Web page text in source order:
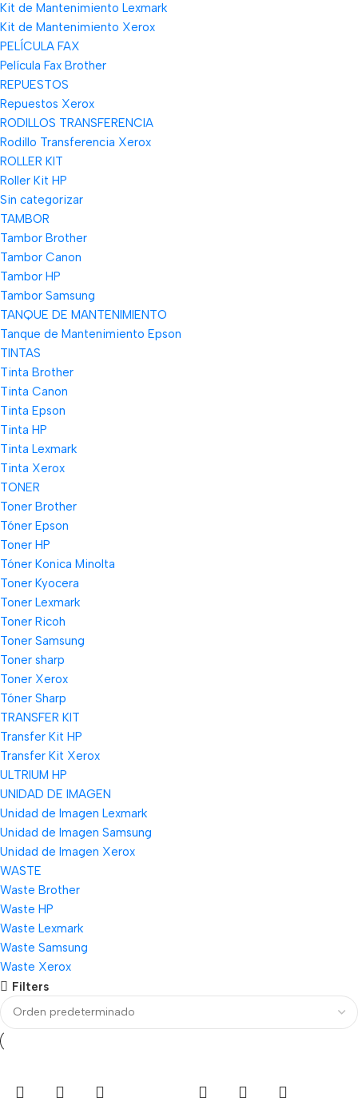
Kit de Mantenimiento Lexmark
Kit de Mantenimiento Xerox
PELÍCULA FAX
Película Fax Brother
REPUESTOS
Repuestos Xerox
RODILLOS TRANSFERENCIA
Rodillo Transferencia Xerox
ROLLER KIT
Roller Kit HP
Sin categorizar
TAMBOR
Tambor Brother
Tambor Canon
Tambor HP
Tambor Samsung
TANQUE DE MANTENIMIENTO
Tanque de Mantenimiento Epson
TINTAS
Tinta Brother
Tinta Canon
Tinta Epson
Tinta HP
Tinta Lexmark
Tinta Xerox
TONER
Toner Brother
Tóner Epson
Toner HP
Tóner Konica Minolta
Toner Kyocera
Toner Lexmark
Toner Ricoh
Toner Samsung
Toner sharp
Toner Xerox
Tóner Sharp
TRANSFER KIT
Transfer Kit HP
Transfer Kit Xerox
ULTRIUM HP
UNIDAD DE IMAGEN
Unidad de Imagen Lexmark
Unidad de Imagen Samsung
Unidad de Imagen Xerox
WASTE
Waste Brother
Waste HP
Waste Lexmark
Waste Samsung
Waste Xerox
Filters